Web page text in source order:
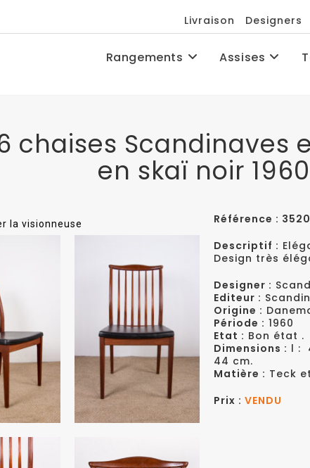
Livraison Designers
Rangements Assises
chaises Scandinaves
en skaï noir
la visionneuse
Référence :
Descriptif :
Design très
Designer :
Editeur :
Origine :
Période : 1960
Etat : Bon état .
Dimensions : l :
44 cm.
Matière : Teck
Prix : VENDU